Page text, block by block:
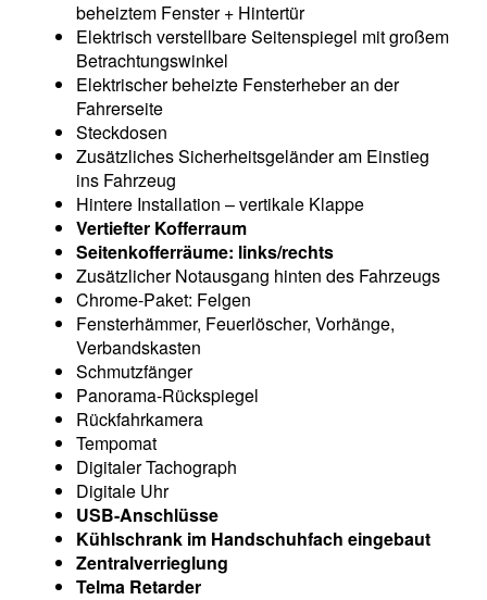
beheiztem Fenster + Hintertür
Elektrisch verstellbare Seitenspiegel mit großem
Betrachtungswinkel
Elektrischer beheizte Fensterheber an der
Fahrerseite
Steckdosen
Zusätzliches Sicherheitsgeländer am Einstieg
ins Fahrzeug
Hintere Installation – vertikale Klappe
Vertiefter Kofferraum
Seitenkofferräume: links/rechts
Zusätzlicher Notausgang hinten des Fahrzeugs
Chrome-Paket: Felgen
Fensterhämmer, Feuerlöscher, Vorhänge,
Verbandskasten
Schmutzfänger
Panorama-Rückspiegel
Rückfahrkamera
Tempomat
Digitaler Tachograph
Digitale Uhr
USB-Anschlüsse
Kühlschrank im Handschuhfach eingebaut
Zentralverrieglung
Telma Retarder